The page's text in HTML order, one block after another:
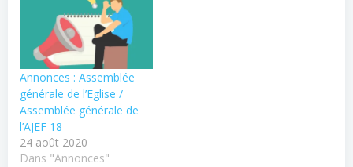
Annonces : Assemblée
générale de l’Eglise /
Assemblée générale de
l’AJEF 18
24 août 2020
Dans "Annonces"